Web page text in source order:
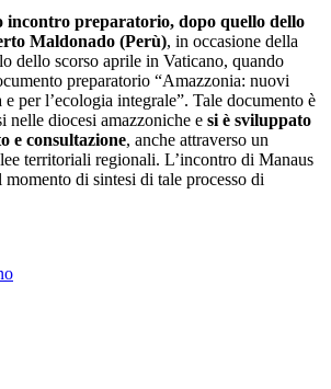
incontro preparatorio, dopo quello dello
Maldonado (Perù), in occasione della
dello scorso aprile in Vaticano, quando
preparatorio “Amazzonia: nuovi
per l’ecologia integrale”. Tale documento è
nelle diocesi amazzoniche e si è sviluppato
e consultazione, anche attraverso un
territoriali regionali. L’incontro di Manaus
di sintesi di tale processo di